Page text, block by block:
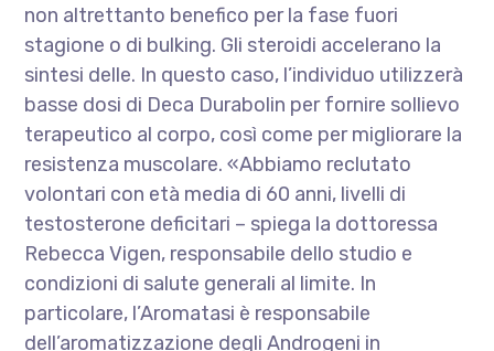
non altrettanto benefico per la fase fuori
stagione o di bulking. Gli steroidi accelerano la
sintesi delle. In questo caso, l’individuo utilizzerà
basse dosi di Deca Durabolin per fornire sollievo
terapeutico al corpo, così come per migliorare la
resistenza muscolare. «Abbiamo reclutato
volontari con età media di 60 anni, livelli di
testosterone deficitari – spiega la dottoressa
Rebecca Vigen, responsabile dello studio e
condizioni di salute generali al limite. In
particolare, l’Aromatasi è responsabile
dell’aromatizzazione degli Androgeni in